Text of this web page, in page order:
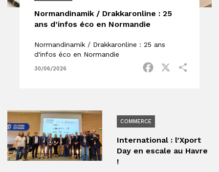
Normandinamik / Drakkaronline : 25
ans d’infos éco en Normandie
Normandinamik / Drakkaronline : 25 ans
d'infos éco en Normandie
30/06/2026 Facebook
COMMERCE
International : l’Xport
Day en escale au Havre
!